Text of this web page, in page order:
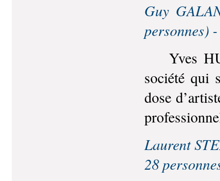
Guy
personnes)
Yves
société qui
dose
Laurent
28